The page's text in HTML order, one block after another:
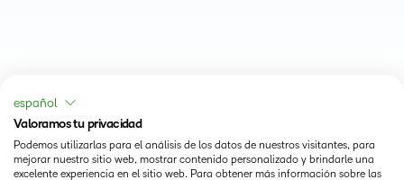
español
Valoramos tu privacidad
Podemos utilizarlas para el análisis de los datos de nuestros visitantes, para
mejorar nuestro sitio web, mostrar contenido personalizado y brindarle una
excelente experiencia en el sitio web. Para obtener más información sobre las